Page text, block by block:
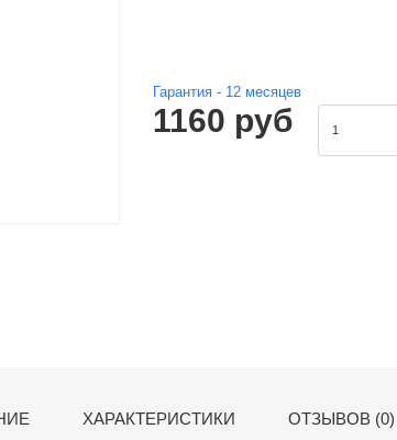
Гарантия - 12 месяцев
1160 руб
ХАРАКТЕРИСТИКИ ОТЗЫВОВ (0)